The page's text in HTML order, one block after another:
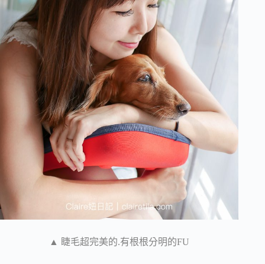
▲ 睫毛超完美的.有根根分明的FU